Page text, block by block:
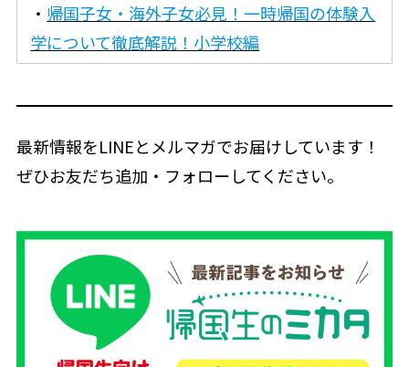
・ 帰国子女・海外子女必見！一時帰国の体験入
学について徹底解説！小学校編
最新情報をLINEとメルマガでお届けしています！
ぜひお友だち追加・フォローしてください。